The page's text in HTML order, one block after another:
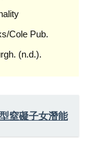
Cole Pub.
(n.d.).
窒礙子女潛能